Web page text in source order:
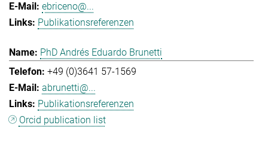
ebriceno@...
Publikationsreferenzen
PhD Andrés Eduardo Brunetti
+49 (0)3641 57-1569
abrunetti@...
Publikationsreferenzen
Orcid publication list